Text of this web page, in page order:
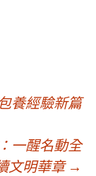
養經驗新篇
一醒名動全
文明華章 →